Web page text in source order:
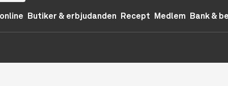
Butiker & erbjudanden Recept Medlem Bank &